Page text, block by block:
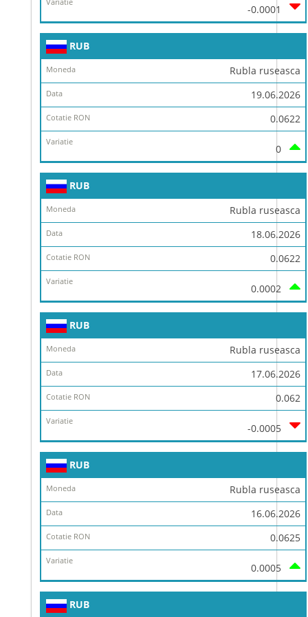
-0.0001
RUB
Rubla ruseasca
19.06.2026
0.0622
0
RUB
Rubla ruseasca
18.06.2026
0.0622
0.0002
RUB
Rubla ruseasca
17.06.2026
0.062
-0.0005
RUB
Rubla ruseasca
16.06.2026
0.0625
0.0005
RUB